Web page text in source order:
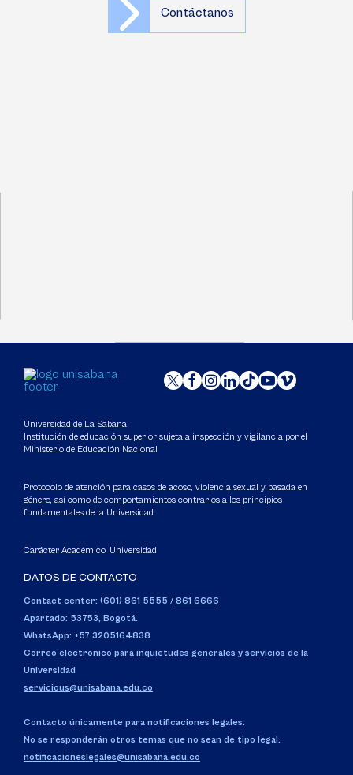
Contáctanos
Universidad de La Sabana
Institución de educación superior sujeta a inspección y vigilancia por el
Ministerio de Educación Nacional
Protocolo de atención para casos de acoso, violencia sexual y basada en
género, así como de comportamientos contrarios a los principios
fundamentales de la Universidad
Carácter Académico: Universidad
DATOS DE CONTACTO
Contact center: (601) 861 5555 / 861 6666
Apartado: 53753, Bogotá.
WhatsApp: +57 3205164838
Correo electrónico para inquietudes generales y servicios de la
Universidad
servicious@unisabana.edu.co
Contacto únicamente para notificaciones legales.
No se responderán otros temas que no sean de tipo legal.
notificacioneslegales@unisabana.edu.co